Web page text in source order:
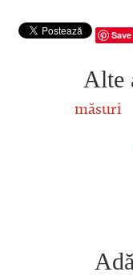
Save
Alte
măsuri